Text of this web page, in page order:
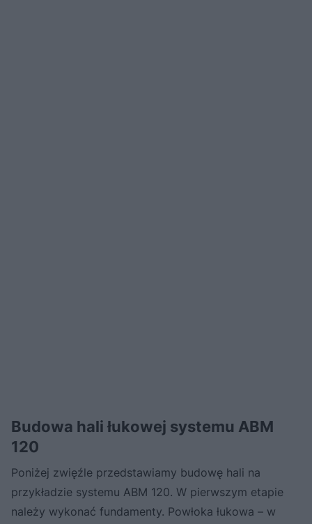
Budowa hali łukowej systemu ABM
120
Poniżej zwięźle przedstawiamy budowę hali na
przykładzie systemu ABM 120. W pierwszym etapie
należy wykonać fundamenty. Powłoka łukowa – w